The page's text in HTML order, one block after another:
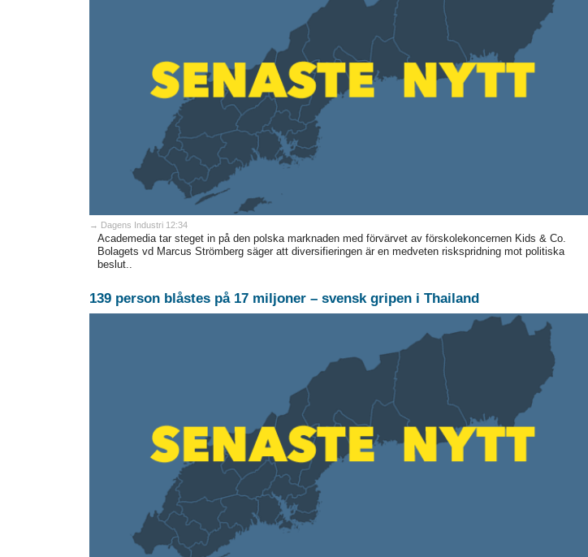
→ Dagens Industri 12:34
Academedia tar steget in på den polska marknaden med förvärvet av förskolekoncernen Kids & Co.
Bolagets vd Marcus Strömberg säger att diversifieringen är en medveten riskspridning mot politiska
beslut..
139 person blåstes på 17 miljoner – svensk gripen i Thailand